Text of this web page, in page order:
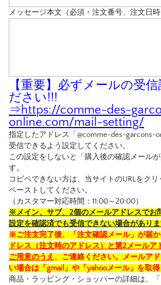
メッセージ本文（必須・注文番号、注文日時
【重要】必ずメールの受
ださい!!!
⇒ https://comme-des-
online.com/mail-setting/
指定したアドレス「@comme-des-garcons-
受信できるよう設定してください。
この設定をしないと「購入後の確認メール
す。
コピペできない方は、当サイトのURLをクリ
ペーストしてください。
（カスタマー対応時間：11:00～20:00）
※メイン、サブ、2個のメールアドレスでお
設定を確認済でも受信できない場合がありま
※ご注文完了後、「注文確認メール」が届か
ドレス（注文時のアドレス）と第2メール
ご用意のうえ 、ご連絡ください。メールア
い場合は「gmail」や「yahooメール」を取
商品・ラッピング・ショッパーの詳細は、「